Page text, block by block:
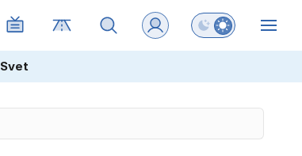
Preklopi barvni
Svet